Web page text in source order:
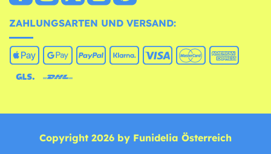
ZAHLUNGSARTEN UND VERSAND:
Copyright 2026 by Funidelia Österreich